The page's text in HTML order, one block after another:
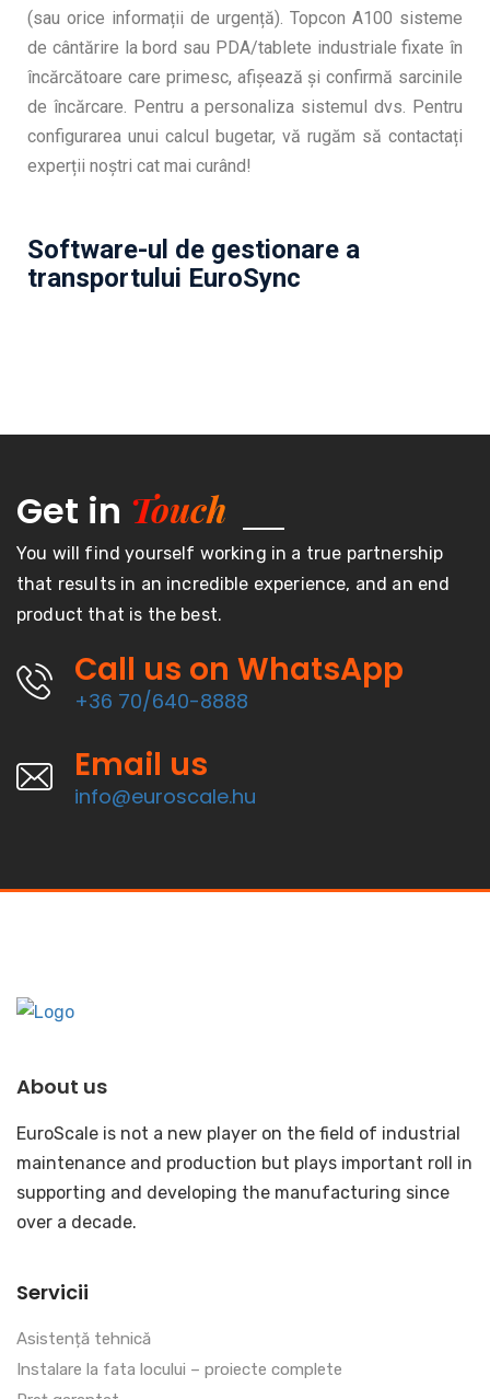
(sau orice informații de urgență). Topcon A100 sisteme
de cântărire la bord sau PDA/tablete industriale fixate în
încărcătoare care primesc, afișează și confirmă sarcinile
de încărcare. Pentru a personaliza sistemul dvs. Pentru
configurarea unui calcul bugetar, vă rugăm să contactați
experții noștri cat mai curând!
Software-ul de gestionare a
transportului EuroSync
Get in Touch
You will find yourself working in a true partnership
that results in an incredible experience, and an end
product that is the best.
Call us on WhatsApp
+36 70/640-8888
Email us
info@euroscale.hu
About us
EuroScale is not a new player on the field of industrial
maintenance and production but plays important roll in
supporting and developing the manufacturing since
over a decade.
Servicii
Asistență tehnică
Instalare la fata locului – proiecte complete